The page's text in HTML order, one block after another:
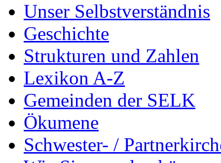
Unser Selbstverständnis
Geschichte
Strukturen und Zahlen
Lexikon A-Z
Gemeinden der SELK
Ökumene
Schwester- /